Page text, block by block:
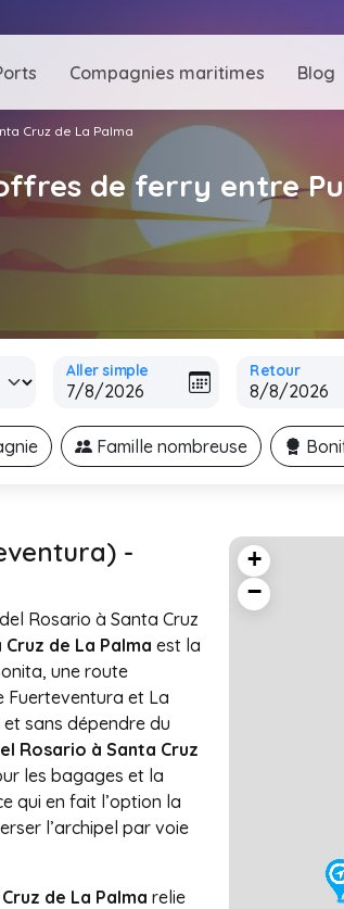
Compagnies maritimes Blog
Cruz de La Palma
de ferry entre
Aller simple Retour
Famille nombreuse
-
Rosario à Santa Cruz
de La Palma est la
une route
Fuerteventura et La
sans dépendre du
Rosario à Santa Cruz
les bagages et la
qui en fait l’option la
l’archipel par voie
de La Palma relie
+
−